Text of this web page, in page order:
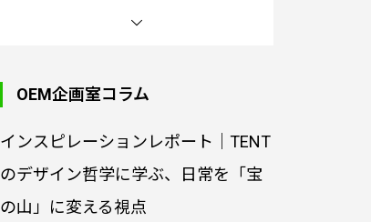
PVC製3Dキーホルダー｜
オリジナル型クッション
OEM企画室コラム
インスピレーションレポート｜TENT
のデザイン哲学に学ぶ、日常を「宝
の山」に変える視点